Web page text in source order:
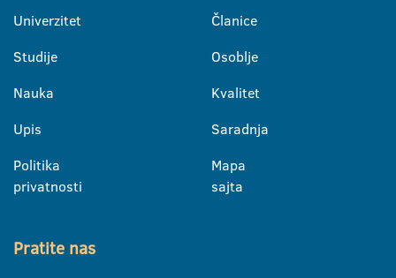
Univerzitet
Studije
Nauka
Upis
Politika
privatnosti
Članice
Osoblje
Kvalitet
Saradnja
Mapa
sajta
Pratite nas